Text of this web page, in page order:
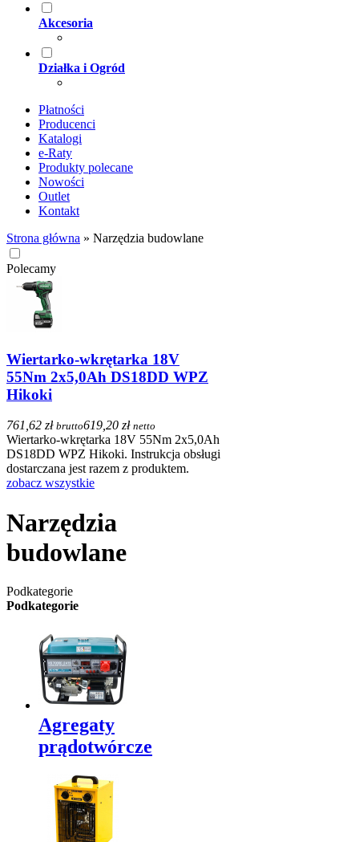
Akcesoria
Działka i Ogród
Płatności
Producenci
Katalogi
e-Raty
Produkty polecane
Nowości
Outlet
Kontakt
Strona główna » Narzędzia budowlane
Polecamy
Wiertarko-wkrętarka 18V
55Nm 2x5,0Ah DS18DD WPZ
Hikoki
761,62 zł brutto619,20 zł netto
Wiertarko-wkrętarka 18V 55Nm 2x5,0Ah
DS18DD WPZ Hikoki. Instrukcja obsługi
dostarczana jest razem z produktem.
zobacz wszystkie
Narzędzia
budowlane
Podkategorie
Podkategorie
Agregaty
prądotwórcze